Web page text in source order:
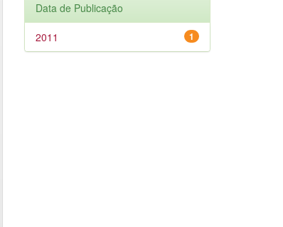
Data de Publicação
1
2011